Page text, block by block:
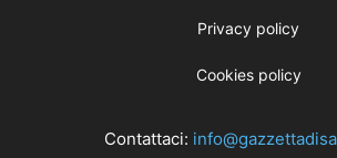
Privacy policy
Cookies policy
Contattaci: